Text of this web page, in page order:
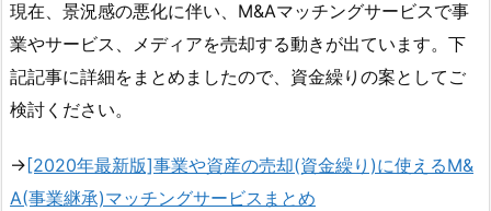
現在、景況感の悪化に伴い、M&Aマッチングサービスで事
業やサービス、メディアを売却する動きが出ています。下
記記事に詳細をまとめましたので、資金繰りの案としてご
検討ください。
→ [2020年最新版]事業や資産の売却(資金繰り)に使えるM&
A(事業継承)マッチングサービスまとめ